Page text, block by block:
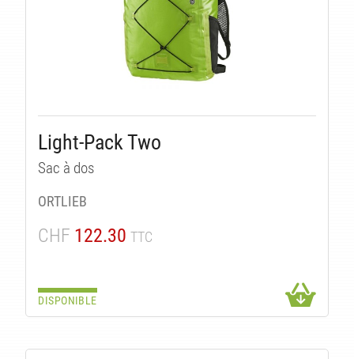
Light-Pack Two
Sac à dos
ORTLIEB
CHF 122.30 TTC
DISPONIBLE